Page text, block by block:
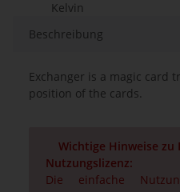
Kelvin
Beschreibung
Exchanger is a magic card
position of the cards.
Wichtige Hinweise
Nutzungslizenz:
Die einfache